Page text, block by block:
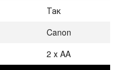
Так
Canon
2 х AA